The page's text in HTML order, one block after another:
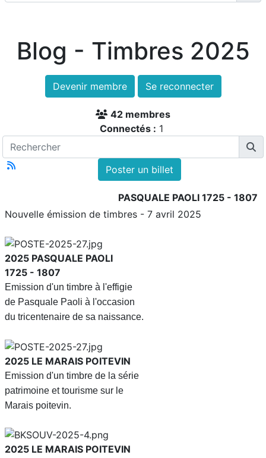
Blog - Timbres 2025
Devenir membre Se reconnecter
42 membres
Connectés : 1
Poster un billet
PASQUALE PAOLI 1725 - 1807
Nouvelle émission de timbres - 7 avril 2025
2025 PASQUALE PAOLI
1725 - 1807
Emission d'un timbre à l'effigie
de Pasquale Paoli à l'occasion
du tricentenaire de sa naissance.
2025 LE MARAIS POITEVIN
Emission d'un timbre de la série
patrimoine et tourisme sur le
Marais poitevin.
2025 LE MARAIS POITEVIN